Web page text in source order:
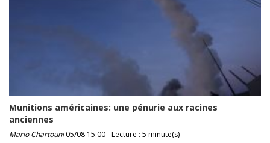
Munitions américaines: une pénurie aux racines
anciennes
Mario Chartouni05/08 15:00 - Lecture : 5 minute(s)